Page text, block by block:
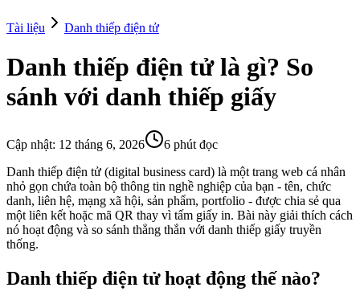
Tài liệu Danh thiếp điện tử
Danh thiếp điện tử là gì? So
sánh với danh thiếp giấy
Cập nhật: 12 tháng 6, 2026
6 phút đọc
Danh thiếp điện tử (digital business card) là một trang web cá nhân
nhỏ gọn chứa toàn bộ thông tin nghề nghiệp của bạn - tên, chức
danh, liên hệ, mạng xã hội, sản phẩm, portfolio - được chia sẻ qua
một liên kết hoặc mã QR thay vì tấm giấy in. Bài này giải thích cách
nó hoạt động và so sánh thẳng thắn với danh thiếp giấy truyền
thống.
Danh thiếp điện tử hoạt động thế nào?